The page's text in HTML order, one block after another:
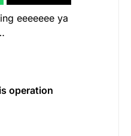
eeeeeee ya
operation